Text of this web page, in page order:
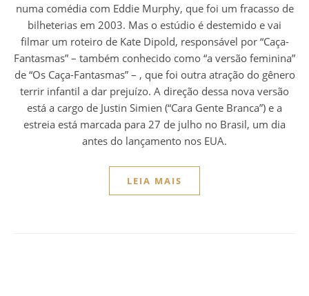
numa comédia com Eddie Murphy, que foi um fracasso de
bilheterias em 2003. Mas o estúdio é destemido e vai
filmar um roteiro de Kate Dipold, responsável por “Caça-
Fantasmas” – também conhecido como “a versão feminina”
de “Os Caça-Fantasmas” – , que foi outra atração do gênero
terrir infantil a dar prejuízo. A direção dessa nova versão
está a cargo de Justin Simien (“Cara Gente Branca”) e a
estreia está marcada para 27 de julho no Brasil, um dia
antes do lançamento nos EUA.
LEIA MAIS